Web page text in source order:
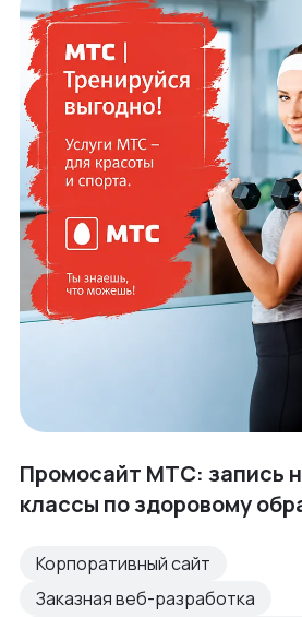
Промосайт МТС: запись
классы по здоровому
Корпоративный сайт
Заказная веб-разработка